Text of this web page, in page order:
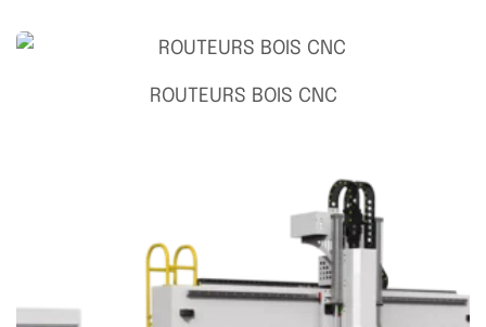
ROUTEURS BOIS CNC